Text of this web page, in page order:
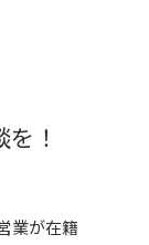
！
業が在籍